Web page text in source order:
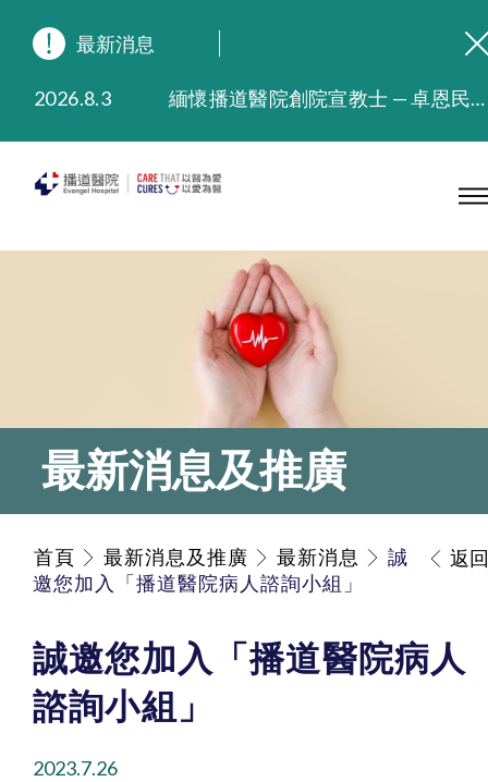
最新消息
2026.8.3
緬懷播道醫院創院宣教士 — 卓恩民醫生香港追思會
2025.9.23
本院在暴雨或颱風警告信號 (包括黑色暴雨及8號或以上熱帶氣旋警告信號) 下，仍會維持有限度服務。如有查詢，可致電2711 5222。
2025.7.21
播道醫院手機App已推出查閱病歷記錄及求診資料功能，請即下載
最新消息及推廣
首頁 最新消息及推廣 最新消息
誠
邀您加入「播道醫院病人諮詢小組」
返回
誠邀您加入「播道醫院病人
諮詢小組」
2023.7.26